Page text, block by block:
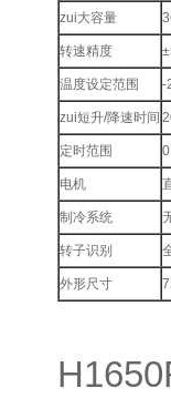
zui大容量
转速精度
温度设定范围 -
zui短升/降速时间
定时范围
电机
制冷系统
转子识别
外形尺寸